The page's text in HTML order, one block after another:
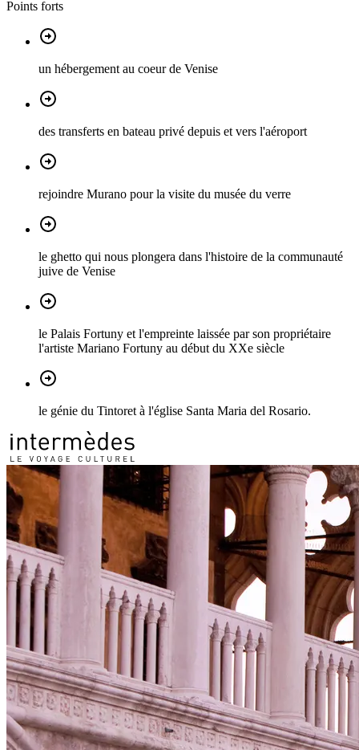
Points forts
un hébergement au coeur de Venise
des transferts en bateau privé depuis et vers l'aéroport
rejoindre Murano pour la visite du musée du verre
le ghetto qui nous plongera dans l'histoire de la communauté
juive de Venise
le Palais Fortuny et l'empreinte laissée par son propriétaire
l'artiste Mariano Fortuny au début du XXe siècle
le génie du Tintoret à l'église Santa Maria del Rosario.